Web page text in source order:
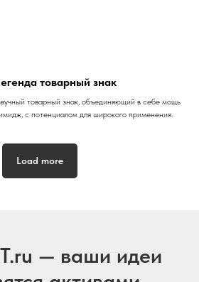
товарный знак
товарный знак, объединяющий в себе мощь
с потенциалом для широкого применения.
Load more
— ваши идеи